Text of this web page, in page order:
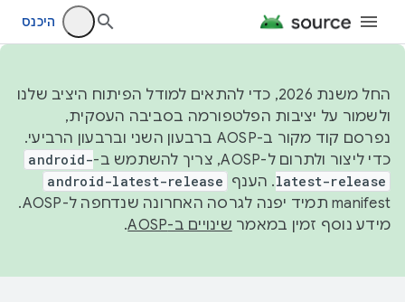
היכנס
החל משנת 2026, כדי להתאים למודל הפיתוח היציב שלנו
ולשמור על יציבות הפלטפורמה בסביבה העסקית,
נפרסם קוד מקור ב-AOSP ברבעון השני וברבעון הרביעי.
כדי ליצור ולתרום ל-AOSP, צריך להשתמש ב-
android-
latest-release. הענף android-latest-release
manifest תמיד יפנה לגרסה האחרונה שנדחפה ל-AOSP.
מידע נוסף זמין במאמר שינויים ב-AOSP .